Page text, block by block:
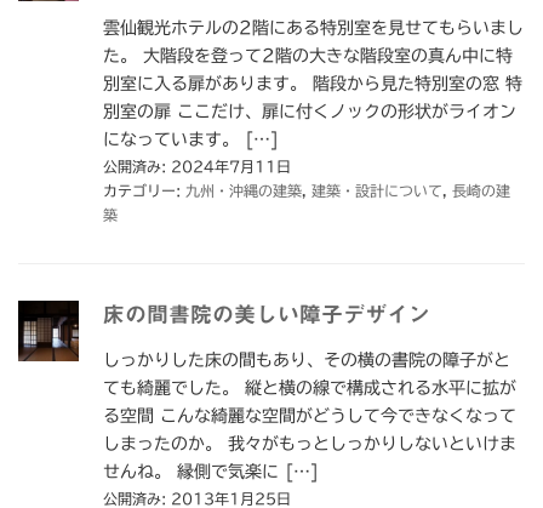
雲仙観光ホテルの2階にある特別室を見せてもらいまし
た。 大階段を登って2階の大きな階段室の真ん中に特
別室に入る扉があります。 階段から見た特別室の窓 特
別室の扉 ここだけ、扉に付くノックの形状がライオン
になっています。 […]
公開済み: 2024年7月11日
カテゴリー: 九州・沖縄の建築 建築・設計について
長崎の建
築
床の間書院の美しい障子デザイン
しっかりした床の間もあり、その横の書院の障子がと
ても綺麗でした。 縦と横の線で構成される水平に拡が
る空間 こんな綺麗な空間がどうして今できなくなって
しまったのか。 我々がもっとしっかりしないといけま
せんね。 縁側で気楽に […]
公開済み: 2013年1月25日